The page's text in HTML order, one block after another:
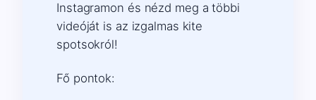
Instagramon és nézd meg a többi
videóját is az izgalmas kite
spotsokról!
Fő pontok: